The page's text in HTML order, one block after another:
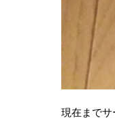
現在まで